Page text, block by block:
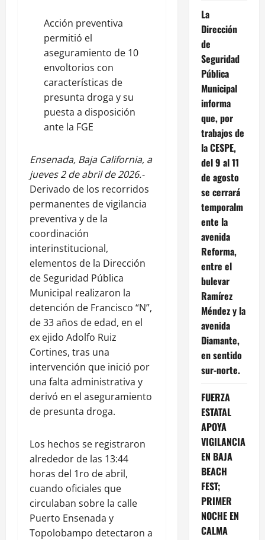
Acción preventiva
permitió el
aseguramiento de 10
envoltorios con
características de
presunta droga y su
puesta a disposición
ante la FGE
Ensenada, Baja California, a
jueves 2 de abril de 2026.-
Derivado de los recorridos
permanentes de vigilancia
preventiva y de la
coordinación
interinstitucional,
elementos de la Dirección
de Seguridad Pública
Municipal realizaron la
detención de Francisco “N”,
de 33 años de edad, en el
ex ejido Adolfo Ruiz
Cortines, tras una
intervención que inició por
una falta administrativa y
derivó en el aseguramiento
de presunta droga.
Los hechos se registraron
alrededor de las 13:44
horas del 1ro de abril,
cuando oficiales que
circulaban sobre la calle
Puerto Ensenada y
Topolobampo detectaron a
La
Dirección
de
Seguridad
Pública
Municipal
informa
que, por
trabajos de
la CESPE,
del 9 al 11
de agosto
se cerrará
temporalm
ente la
avenida
Reforma,
entre el
bulevar
Ramírez
Méndez y la
avenida
Diamante,
en sentido
sur-norte.
FUERZA
ESTATAL
APOYA
VIGILANCIA
EN BAJA
BEACH
FEST;
PRIMER
NOCHE EN
CALMA